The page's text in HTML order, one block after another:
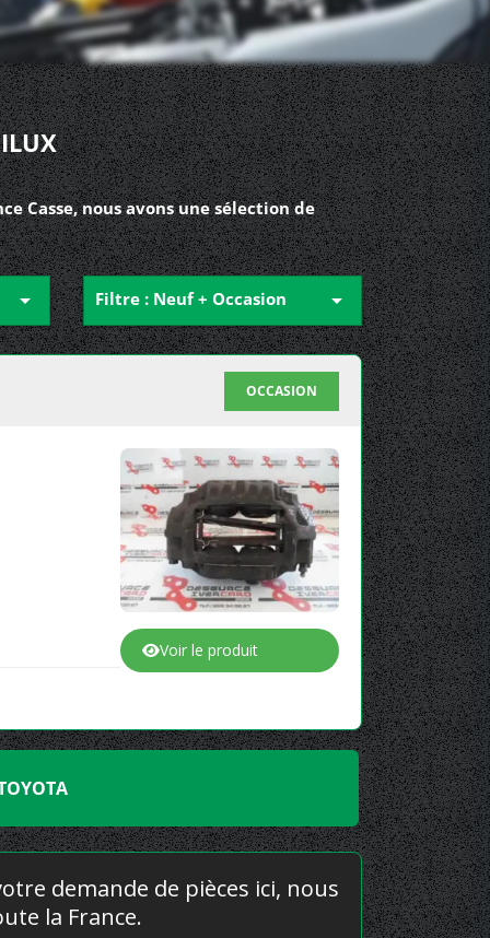
Casse, nous avons une sélection de
 Filtre : Neuf + Occasion 
OCCASION
Voir le produit
demande de pièces ici, nous
la France.